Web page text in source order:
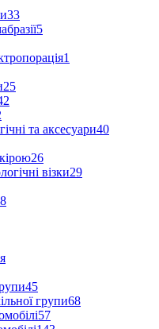
33
5
1
25
та аксесуари40
26
візки29
8
45
групи68
57